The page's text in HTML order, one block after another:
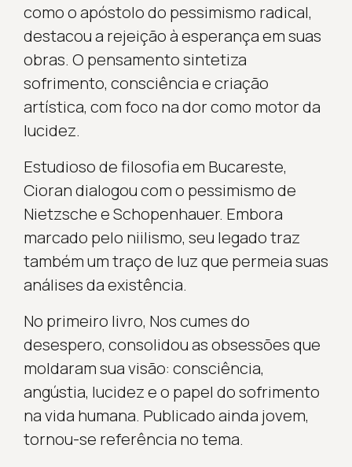
como o apóstolo do pessimismo radical,
destacou a rejeição à esperança em suas
obras. O pensamento sintetiza
sofrimento, consciência e criação
artística, com foco na dor como motor da
lucidez.
Estudioso de filosofia em Bucareste,
Cioran dialogou com o pessimismo de
Nietzsche e Schopenhauer. Embora
marcado pelo niilismo, seu legado traz
também um traço de luz que permeia suas
análises da existência.
No primeiro livro, Nos cumes do
desespero, consolidou as obsessões que
moldaram sua visão: consciência,
angústia, lucidez e o papel do sofrimento
na vida humana. Publicado ainda jovem,
tornou-se referência no tema.